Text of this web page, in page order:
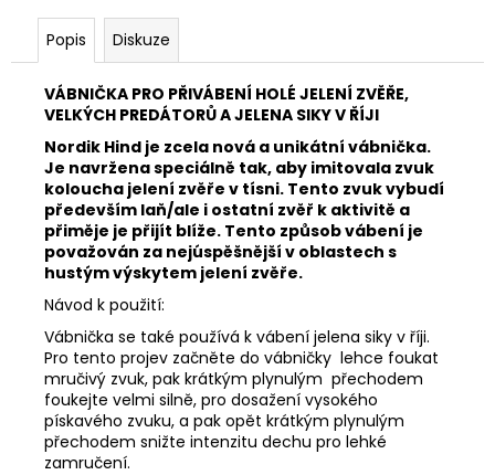
Popis Diskuze
VÁBNIČKA PRO PŘIVÁBENÍ HOLÉ JELENÍ ZVĚŘE,
VELKÝCH PREDÁTORŮ A JELENA SIKY V ŘÍJI
Nordik Hind je zcela nová a unikátní vábnička.
Je navržena speciálně tak, aby imitovala zvuk
koloucha jelení zvěře v tísni. Tento zvuk vybudí
především laň/ale i ostatní zvěř k aktivitě a
přiměje je přijít blíže. Tento způsob vábení je
považován za nejúspěšnější v oblastech s
hustým výskytem jelení zvěře.
Návod k použití:
Vábnička se také používá k vábení jelena siky v říji.
Pro tento projev začněte do vábničky lehce foukat
mručivý zvuk, pak krátkým plynulým přechodem
foukejte velmi silně, pro dosažení vysokého
pískavého zvuku, a pak opět krátkým plynulým
přechodem snižte intenzitu dechu pro lehké
zamručení.
e
m
MAUSER
KŠILTOVKA
ZELENÁ
410
Kč